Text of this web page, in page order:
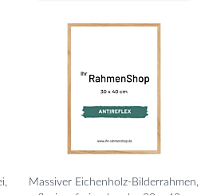
Massiver Eichenholz-Bilderrahmen,